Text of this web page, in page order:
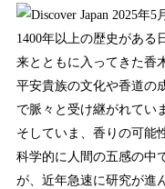
1400年以上の歴史がある
来とともに入ってきた香
平安貴族の文化や香道の
で脈々と受け継がれてい
そしていま、香りの可能
科学的に人間の五感の中
が、近年急速に研究が進